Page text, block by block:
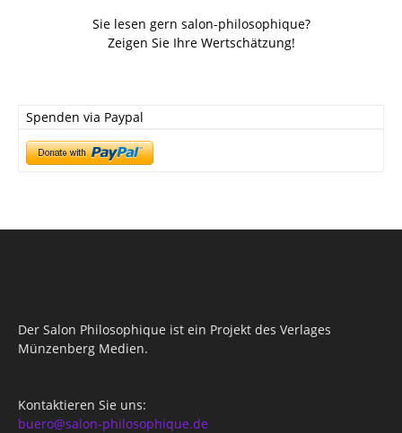
Sie lesen gern salon-philosophique?
Zeigen Sie Ihre Wertschätzung!
Spenden via Paypal
Der Salon Philosophique ist ein Projekt des Verlages
Münzenberg Medien.
Kontaktieren Sie uns:
buero@salon-philosophique.de